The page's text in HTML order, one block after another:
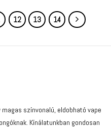
12 13 14
színvonalú, eldobható vape
Kínálatunkban gondosan